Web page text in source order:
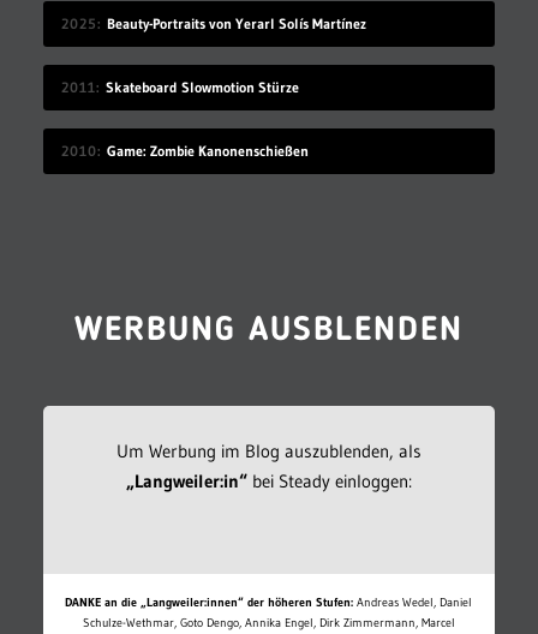
2025 Beauty-Portraits von Yerarl Solís Martínez
2011 Skateboard Slowmotion Stürze
2010 Game: Zombie Kanonenschießen
WERBUNG AUSBLENDEN
Um Werbung im Blog auszublenden, als
„Langweiler:in“bei Steady einloggen:
DANKE an die „Langweiler:innen“ der höheren Stufen: Andreas Wedel, Daniel
Schulze-Wethmar, Goto Dengo, Annika Engel, Dirk Zimmermann, Marcel